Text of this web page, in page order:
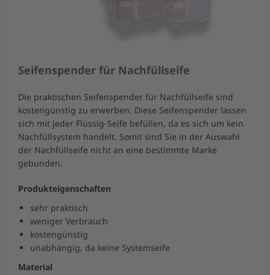
Seifenspender für Nachfüllseife
Die praktischen Seifenspender für Nachfüllseife sind
kostengünstig zu erwerben. Diese Seifenspender lassen
sich mit jeder Flüssig-Seife befüllen, da es sich um kein
Nachfüllsystem handelt. Somit sind Sie in der Auswahl
der Nachfüllseife nicht an eine bestimmte Marke
gebunden.
Produkteigenschaften
sehr praktisch
weniger Verbrauch
kostengünstig
unabhängig, da keine Systemseife
Material